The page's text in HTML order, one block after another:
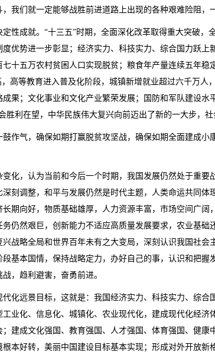
我们就一定能够战胜前进道路上出现的各种艰难险阻，
性成就。“十三五”时期，全面深化改革取得重大突破
优势进一步彰显；经济实力、科技实力、综合国力跃
十五万农村贫困人口实现脱贫；粮食年产量连续五年
高等教育进入普及化阶段，城镇新增就业超过六千万
果；文化事业和文化产业繁荣发展；国防和军队建设
胜利在望，中华民族伟大复兴向前迈出了新的一大步，
作气，确保如期打赢脱贫攻坚战，确保如期全面建成
化，认为当前和今后一个时期，我国发展仍然处于重
刻调整，和平与发展仍然是时代主题，人类命运共同
期向好，物质基础雄厚，人力资源丰富，市场空间广
仍然艰巨，创新能力不适应高质量发展要求，农业基
战略全局和世界百年未有之大变局，深刻认识我国社
基本国情，保持战略定力，办好自己的事，认识和把
，趋利避害，奋勇前进。
化远景目标，这就是：我国经济实力、科技实力、综
业化、信息化、城镇化、农业现代化，建成现代化经
建成文化强国、教育强国、人才强国、体育强国、健
本好转，美丽中国建设目标基本实现；形成对外开放